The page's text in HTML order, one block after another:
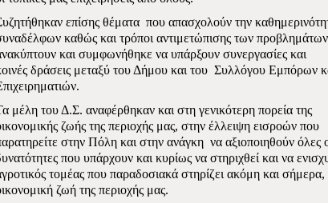
επίσης θέματα που απασχολούν την
καθώς και τρόποι αντιμετώπισης των
και συμφωνήθηκε να υπάρξουν συνεργασίες και
δράσεις μεταξύ του Δήμου και του Συλλόγου Εμπόρων
μέλη του Δ.Σ. αναφέρθηκαν και στη γενικότερη πορεία της
ζωής της περιοχής μας, στην έλλειψη εισροών που
στην Πόλη και στην ανάγκη να αξιοποιηθούν όλες
που υπάρχουν και κυρίως να στηριχθεί και να
τομέας που παραδοσιακά στηρίζει ακόμη και σήμερα,
ζωή της περιοχής μας.